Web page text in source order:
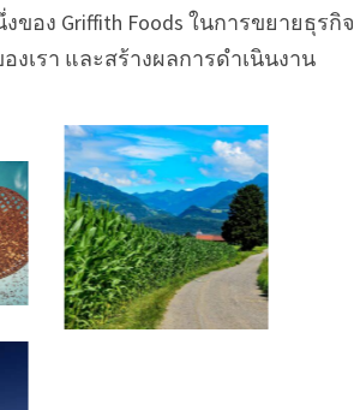
อง Griffith Foods ในการขยายธุรกิจ
เรา และสร้างผลการดำเนินงาน